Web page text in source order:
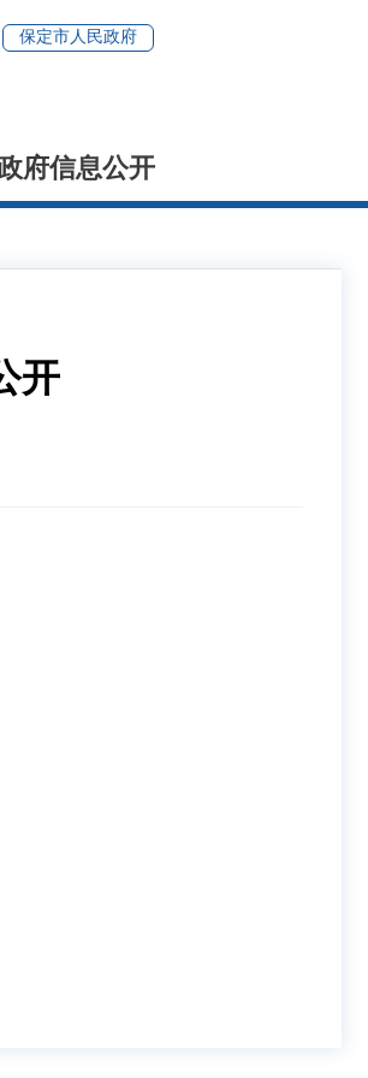
保定市人民政府
府信息公开
开